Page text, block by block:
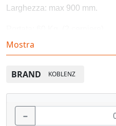
Larghezza: max 900 mm.
Finitura: (NR) nero
Confezione: 20 pz.
Vedi pagina catalogo
Mostra
BRAND KOBLENZ
−